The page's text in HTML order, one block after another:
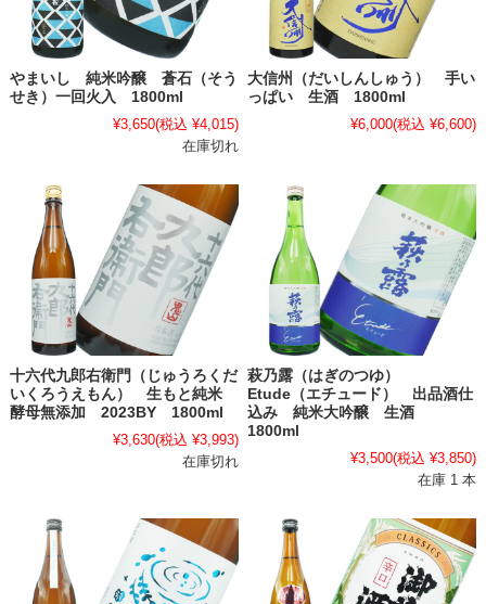
やまいし 純米吟醸 蒼石（そう
せき）一回火入 1800ml
¥3,650(税込 ¥4,015)
在庫切れ
大信州（だいしんしゅう） 手い
っぱい 生酒 1800ml
¥6,000(税込 ¥6,600)
十六代九郎右衛門（じゅうろくだ
いくろうえもん） 生もと純米
酵母無添加 2023BY 1800ml
¥3,630(税込 ¥3,993)
在庫切れ
萩乃露（はぎのつゆ）
Etude（エチュード） 出品酒仕
込み 純米大吟醸 生酒
1800ml
¥3,500(税込 ¥3,850)
在庫 1 本